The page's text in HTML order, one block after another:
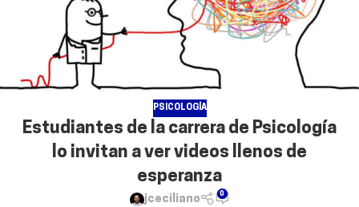
PSICOLOGÍA
Estudiantes de la carrera de Psicología
lo invitan a ver videos llenos de
esperanza
jceciliano 0